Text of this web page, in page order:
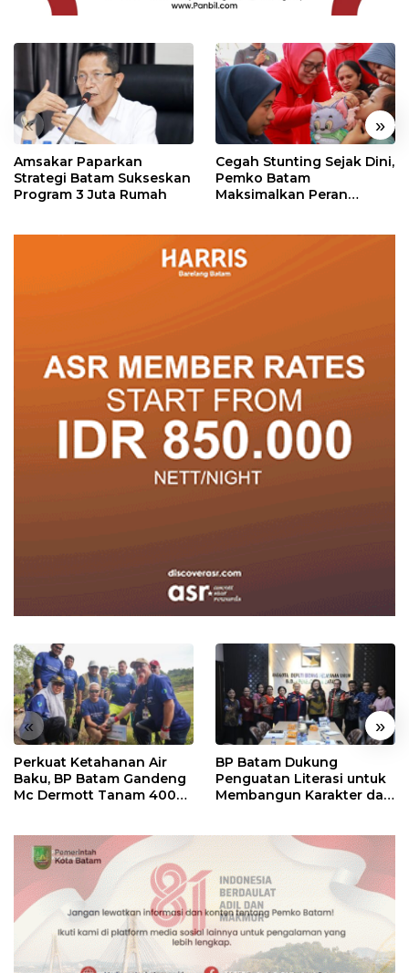
« »
Amsakar Paparkan
Strategi Batam Sukseskan
Program 3 Juta Rumah
Cegah Stunting Sejak Dini,
Pemko Batam
Maksimalkan Peran
« »
Perkuat Ketahanan Air
Baku, BP Batam Gandeng
Mc Dermott Tanam 400
BP Batam Dukung
Penguatan Literasi untuk
Membangun Karakter dan